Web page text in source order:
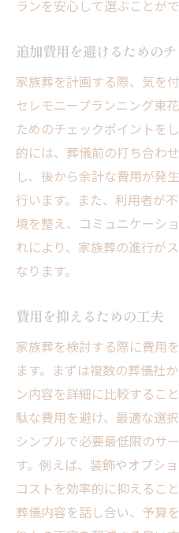
ランを安心して選ぶことがで
追加費用を避けるための
家族葬を計画する際、気を
セレモニープランニング東
ためのチェックポイントを
的には、葬儀前の打ち合わ
し、後から余計な費用が発
行います。また、利用者が
境を整え、コミュニケーシ
れにより、家族葬の進行が
なります。
費用を抑えるための工夫
家族葬を検討する際に費用
ます。まずは複数の葬儀社
ン内容を詳細に比較するこ
駄な費用を避け、最適な選
シンプルで必要最低限のサ
す。例えば、装飾やオプシ
コストを効率的に抑えるこ
葬儀内容を話し合い、予算